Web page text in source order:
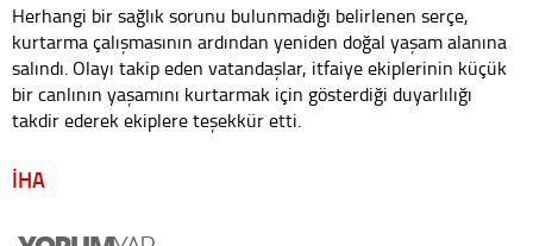
Herhangi bir sağlık sorunu bulunmadığı belirlenen serçe,
kurtarma çalışmasının ardından yeniden doğal yaşam alanına
salındı. Olayı takip eden vatandaşlar, itfaiye ekiplerinin küçük
bir canlının yaşamını kurtarmak için gösterdiği duyarlılığı
takdir ederek ekiplere teşekkür etti.
İHA